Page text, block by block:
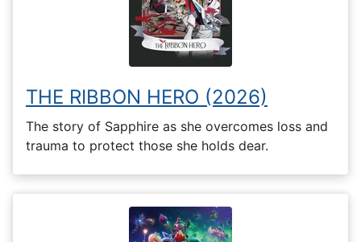
THE RIBBON HERO (2026)
The story of Sapphire as she overcomes loss and
trauma to protect those she holds dear.